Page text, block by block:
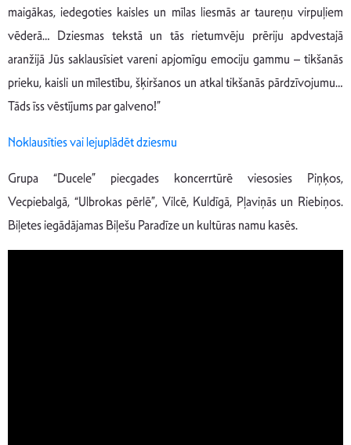
maigākas, iedegoties kaisles un mīlas liesmās ar taureņu virpuļiem
vēderā… Dziesmas tekstā un tās rietumvēju prēriju apdvestajā
aranžijā Jūs saklausīsiet vareni apjomīgu emociju gammu – tikšanās
prieku, kaisli un mīlestību, šķiršanos un atkal tikšanās pārdzīvojumu…
Tāds īss vēstījums par galveno!”
Noklausīties vai lejuplādēt dziesmu
Grupa “Ducele” piecgades koncerrtūrē viesosies Piņķos,
Vecpiebalgā, “Ulbrokas pērlē”, Vilcē, Kuldīgā, Pļaviņās un Riebiņos.
Biļetes iegādājamas Biļešu Paradīze un kultūras namu kasēs.